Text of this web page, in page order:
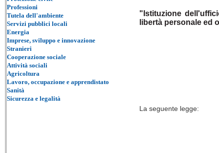
"Istituzione
libertà personale ed
La seguente legge:
Professioni
Tutela dell'ambiente
Servizi pubblici locali
Energia
Imprese, sviluppo e innovazione
Stranieri
Cooperazione sociale
Attività sociali
Agricoltura
Lavoro, occupazione e apprendistato
Sanità
Sicurezza e legalità